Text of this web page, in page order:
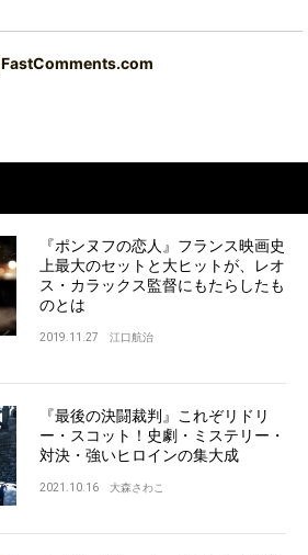
FastComments.com
『ポンヌフの恋人』フランス映画史
上最大のセットと大ヒットが、レオ
ス・カラックス監督にもたらしたも
のとは
2019.11.27 江口航治
『最後の決闘裁判』これぞリドリ
ー・スコット！史劇・ミステリー・
対決・強いヒロインの集大成
2021.10.16 大森さわこ